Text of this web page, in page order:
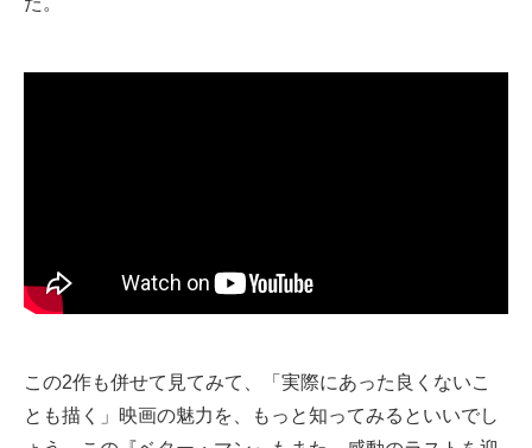
この2作も併せて見てみて、「実際にあった良くないこ
とも描く」映画の魅力を、もっと知ってみるといいでし